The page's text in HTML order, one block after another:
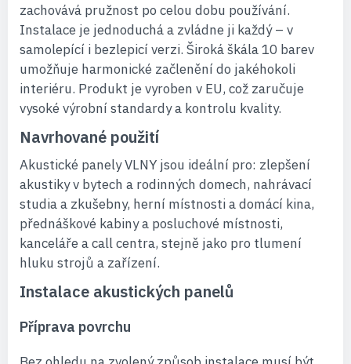
zachovává pružnost po celou dobu používání.
Instalace je jednoduchá a zvládne ji každý – v
samolepící i bezlepicí verzi. Široká škála 10 barev
umožňuje harmonické začlenění do jakéhokoli
interiéru. Produkt je vyroben v EU, což zaručuje
vysoké výrobní standardy a kontrolu kvality.
Navrhované použití
Akustické panely VLNY jsou ideální pro: zlepšení
akustiky v bytech a rodinných domech, nahrávací
studia a zkušebny, herní místnosti a domácí kina,
přednáškové kabiny a posluchové místnosti,
kanceláře a call centra, stejně jako pro tlumení
hluku strojů a zařízení.
Instalace akustických panelů
Příprava povrchu